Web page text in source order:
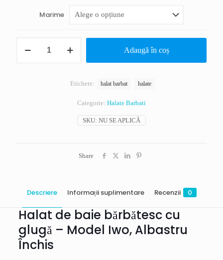
Marime
Halat
Adaugă în coș
SKU: NU SE APLICĂ
Categorie: Halate Barbati
Etichete: halat barbat halate
Share
Descriere Informații suplimentare Recenzii 0
Halat de baie bărbătesc cu
glugă – Model Iwo, Albastru
Închis